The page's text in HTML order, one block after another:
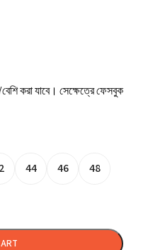
করা যাবে। সেক্ষেত্রে ফেসবুক
44 46 48